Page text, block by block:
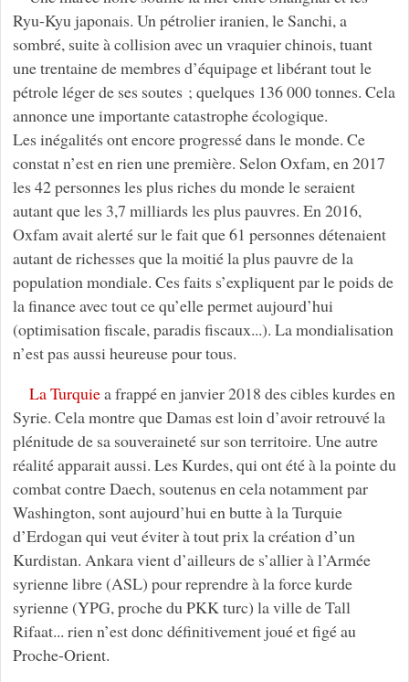
Ryu-Kyu japonais. Un pétrolier iranien, le Sanchi, a
sombré, suite à collision avec un vraquier chinois, tuant
une trentaine de membres d’équipage et libérant tout le
pétrole léger de ses soutes ; quelques 136 000 tonnes. Cela
annonce une importante catastrophe écologique.
Les inégalités ont encore progressé dans le monde. Ce
constat n’est en rien une première. Selon Oxfam, en 2017
les 42 personnes les plus riches du monde le seraient
autant que les 3,7 milliards les plus pauvres. En 2016,
Oxfam avait alerté sur le fait que 61 personnes détenaient
autant de richesses que la moitié la plus pauvre de la
population mondiale. Ces faits s’expliquent par le poids de
la finance avec tout ce qu’elle permet aujourd’hui
(optimisation fiscale, paradis fiscaux...). La mondialisation
n’est pas aussi heureuse pour tous.
La Turquiea frappé en janvier 2018 des cibles kurdes en
Syrie. Cela montre que Damas est loin d’avoir retrouvé la
plénitude de sa souveraineté sur son territoire. Une autre
réalité apparait aussi. Les Kurdes, qui ont été à la pointe du
combat contre Daech, soutenus en cela notamment par
Washington, sont aujourd’hui en butte à la Turquie
d’Erdogan qui veut éviter à tout prix la création d’un
Kurdistan. Ankara vient d’ailleurs de s’allier à l’Armée
syrienne libre (ASL) pour reprendre à la force kurde
syrienne (YPG, proche du PKK turc) la ville de Tall
Rifaat... rien n’est donc définitivement joué et figé au
Proche-Orient.